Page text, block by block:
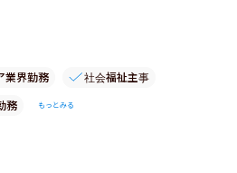
業界勤務
社会福祉主事
務 もっとみる